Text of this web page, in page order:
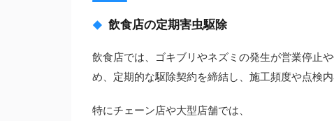
飲食店の定期害虫駆除
飲食店では、ゴキブリやネズミの発生が営業停止
め、定期的な駆除契約を締結し、施工頻度や点検
特にチェーン店や大型店舗では、